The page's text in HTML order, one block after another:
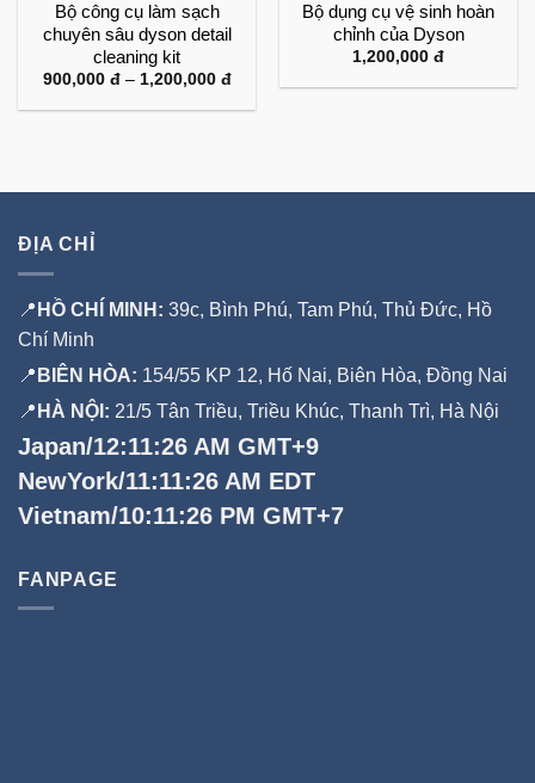
Bộ công cụ làm sạch
chuyên sâu dyson detail
cleaning kit
900,000 đ – 1,200,000 đKhoảng
từ
Bộ dụng cụ vệ sinh hoàn
chỉnh của Dyson
1,200,000 đ
ĐỊA CHỈ
📍 HỒ CHÍ MINH: 39c, Bình Phú, Tam Phú, Thủ Đức, Hồ
Chí Minh
📍 BIÊN HÒA: 154/55 KP 12, Hố Nai, Biên Hòa, Đồng Nai
📍 HÀ NỘI: 21/5 Tân Triều, Triều Khúc, Thanh Trì, Hà Nội
Japan/12:11:27 AM GMT+9
NewYork/11:11:27 AM EDT
Vietnam/10:11:27 PM GMT+7
FANPAGE